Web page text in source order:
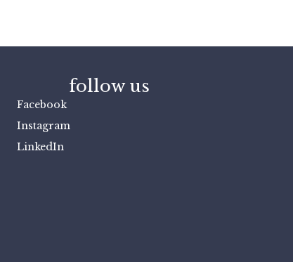
follow us
Facebook
Instagram
LinkedIn